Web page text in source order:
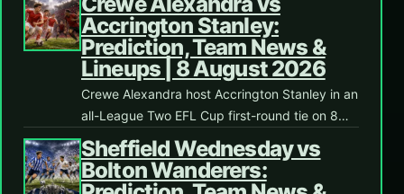
Accrington Stanley:
Prediction, Team News &
Lineups | 8 August 2026
Crewe Alexandra host Accrington Stanley in an
all-League Two EFL Cup first-round tie on 8…
Sheffield Wednesday vs
Bolton Wanderers: